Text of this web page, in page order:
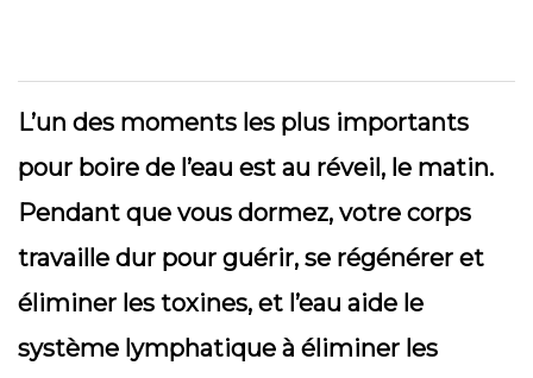
L’un des moments les plus importants
pour boire de l’eau est au réveil, le matin.
Pendant que vous dormez, votre corps
travaille dur pour guérir, se régénérer et
éliminer les toxines, et l’eau aide le
système lymphatique à éliminer les